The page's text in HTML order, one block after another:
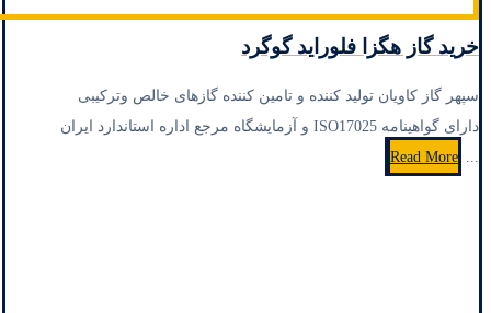
خرید گاز هگزا فلوراید گوگرد
سپهر گاز کاویان تولید کننده و تامین کننده گازهای خالص وترکیبی
دارای گواهینامه ISO17025 و آزمایشگاه مرجع اداره استاندارد ایران
...
Read More